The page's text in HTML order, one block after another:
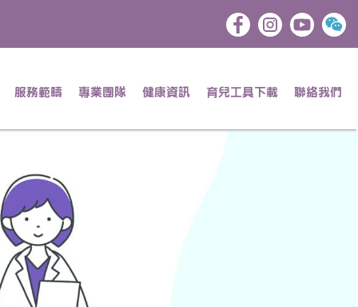
服務範疇 專業團隊 健康資訊 育兒工具下載 聯絡我們